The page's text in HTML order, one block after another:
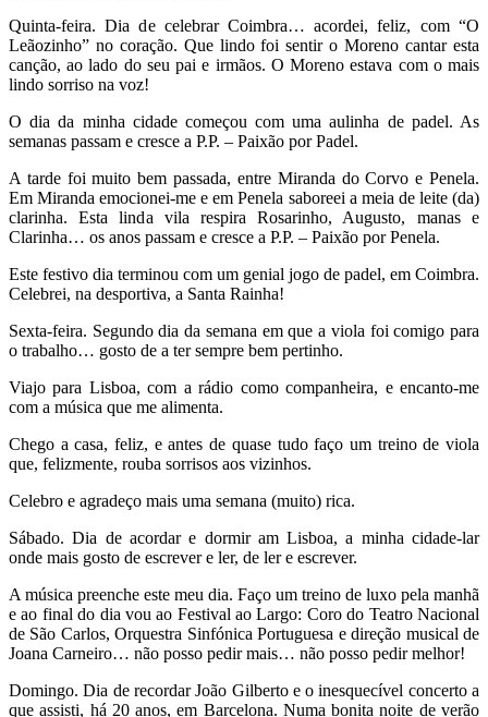
Quinta-feira. Dia de celebrar Coimbra… acordei, feliz, com “O
Leãozinho” no coração. Que lindo foi sentir o Moreno cantar esta
canção, ao lado do seu pai e irmãos. O Moreno estava com o mais
lindo sorriso na voz!
O dia da minha cidade começou com uma aulinha de padel. As
semanas passam e cresce a P.P. – Paixão por Padel.
A tarde foi muito bem passada, entre Miranda do Corvo e Penela.
Em Miranda emocionei-me e em Penela saboreei a meia de leite (da)
clarinha. Esta linda vila respira Rosarinho, Augusto, manas e
Clarinha… os anos passam e cresce a P.P. – Paixão por Penela.
Este festivo dia terminou com um genial jogo de padel, em Coimbra.
Celebrei, na desportiva, a Santa Rainha!
Sexta-feira. Segundo dia da semana em que a viola foi comigo para
o trabalho… gosto de a ter sempre bem pertinho.
Viajo para Lisboa, com a rádio como companheira, e encanto-me
com a música que me alimenta.
Chego a casa, feliz, e antes de quase tudo faço um treino de viola
que, felizmente, rouba sorrisos aos vizinhos.
Celebro e agradeço mais uma semana (muito) rica.
Sábado. Dia de acordar e dormir am Lisboa, a minha cidade-lar
onde mais gosto de escrever e ler, de ler e escrever.
A música preenche este meu dia. Faço um treino de luxo pela manhã
e ao final do dia vou ao Festival ao Largo: Coro do Teatro Nacional
de São Carlos, Orquestra Sinfónica Portuguesa e direção musical de
Joana Carneiro… não posso pedir mais… não posso pedir melhor!
Domingo. Dia de recordar João Gilberto e o inesquecível concerto a
que assisti, há 20 anos, em Barcelona. Numa bonita noite de verão